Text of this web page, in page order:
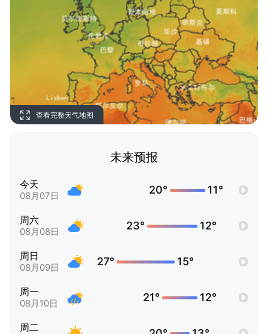
查看完整天气地图
未来预报
今天
08月07日 20° 11°
周六
08月08日 23° 12°
周日
08月09日 27° 15°
周一
08月10日 21° 12°
周二